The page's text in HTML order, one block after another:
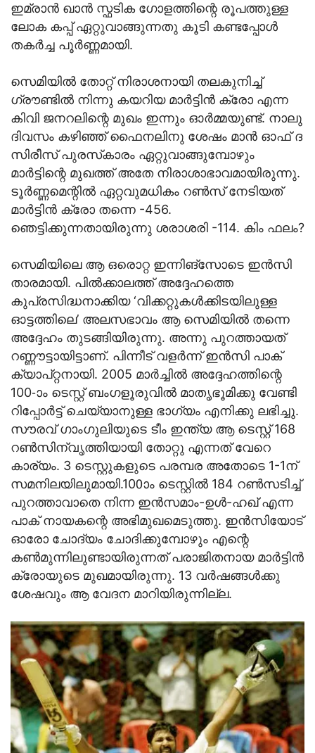
ഇമ്രാന്‍ ഖാന്‍ സ്ഫടിക ഗോളത്തിന്റെ രൂപത്തുള്ള
ലോക കപ്പ് ഏറ്റുവാങ്ങുന്നതു കൂടി കണ്ടപ്പോള്‍
തകര്‍ച്ച പൂര്‍ണ്ണമായി.
സെമിയില്‍ തോറ്റ് നിരാശനായി തലകുനിച്ച്
ഗ്രൗണ്ടില്‍ നിന്നു കയറിയ മാര്‍ട്ടിന്‍ ക്രോ എന്ന
കിവി ജനറലിന്റെ മുഖം ഇന്നും ഓര്‍മ്മയുണ്ട്. നാലു
ദിവസം കഴിഞ്ഞ് ഫൈനലിനു ശേഷം മാന്‍ ഓഫ് ദ
സിരീസ് പുരസ്‌കാരം ഏറ്റുവാങ്ങുമ്പോഴും
മാര്‍ട്ടിന്റെ മുഖത്ത് അതേ നിരാശാഭാവമായിരുന്നു.
ടൂര്‍ണ്ണമെന്റില്‍ ഏറ്റവുമധികം റണ്‍സ് നേടിയത്
മാര്‍ട്ടിന്‍ ക്രോ തന്നെ -456.
ഞെട്ടിക്കുന്നതായിരുന്നു ശരാശരി -114. കിം ഫലം?
സെമിയിലെ ആ ഒരൊറ്റ ഇന്നിങ്സോടെ ഇന്‍സി
താരമായി. പില്‍ക്കാലത്ത് അദ്ദേഹത്തെ
കുപ്രസിദ്ധനാക്കിയ ‘വിക്കറ്റുകള്‍ക്കിടയിലുള്ള
ഓട്ടത്തിലെ’ അലസഭാവം ആ സെമിയില്‍ തന്നെ
അദ്ദേഹം തുടങ്ങിയിരുന്നു. അന്നു പുറത്തായത്
റണ്ണൗട്ടായിട്ടാണ്. പിന്നീട് വളര്‍ന്ന് ഇന്‍സി പാക്
ക്യാപ്റ്റനായി. 2005 മാര്‍ച്ചില്‍ അദ്ദേഹത്തിന്റെ
100-ാം ടെസ്റ്റ് ബംഗളൂരുവില്‍ മാതൃഭൂമിക്കു വേണ്ടി
റിപ്പോര്‍ട്ട് ചെയ്യാനുള്ള ഭാഗ്യം എനിക്കു ലഭിച്ചു.
സൗരവ് ഗാംഗുലിയുടെ ടീം ഇന്ത്യ ആ ടെസ്റ്റ് 168
റണ്‍സിന്വൃത്തിയായി തോറ്റു എന്നത് വേറെ
കാര്യം. 3 ടെസ്റ്റുകളുടെ പരമ്പര അതോടെ 1-1ന്
സമനിലയിലുമായി.100ാം ടെസ്റ്റില്‍ 184 റണ്‍സടിച്ച്
പുറത്താവാതെ നിന്ന ഇന്‍സമാം-ഉള്‍-ഹഖ് എന്ന
പാക് നായകന്റെ അഭിമുഖമെടുത്തു. ഇന്‍സിയോട്
ഓരോ ചോദ്യം ചോദിക്കുമ്പോഴും എന്റെ
കണ്‍മുന്നിലുണ്ടായിരുന്നത് പരാജിതനായ മാര്‍ട്ടിന്‍
ക്രോയുടെ മുഖമായിരുന്നു. 13 വര്‍ഷങ്ങള്‍ക്കു
ശേഷവും ആ വേദന മാറിയിരുന്നില്ല.